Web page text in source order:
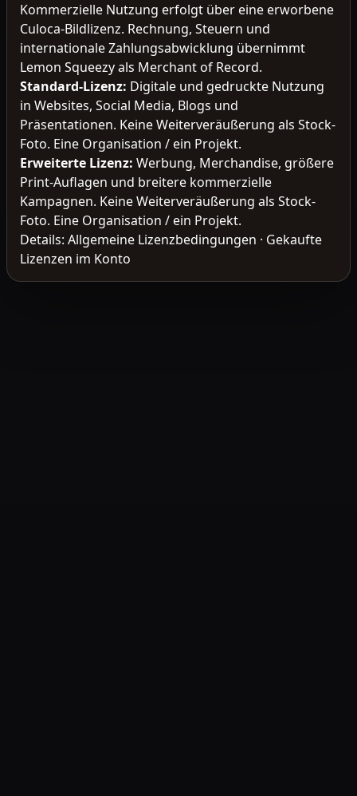
Kommerzielle Nutzung erfolgt über eine erworbene
Culoca-Bildlizenz. Rechnung, Steuern und
internationale Zahlungsabwicklung übernimmt
Lemon Squeezy als Merchant of Record.
Standard-Lizenz: Digitale und gedruckte Nutzung
in Websites, Social Media, Blogs und
Präsentationen. Keine Weiterveräußerung als Stock-
Foto. Eine Organisation / ein Projekt.
Erweiterte Lizenz: Werbung, Merchandise, größere
Print-Auflagen und breitere kommerzielle
Kampagnen. Keine Weiterveräußerung als Stock-
Foto. Eine Organisation / ein Projekt.
Details: Allgemeine Lizenzbedingungen · Gekaufte
Lizenzen im Konto